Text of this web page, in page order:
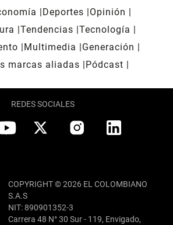
Deportes
Opinión
Tendencias Tecnología
Multimedia
Generación
marcas aliadas
Pódcast
REDES SOCIALES
COPYRIGHT © 2026 EL COLOMBIANO
S.A.S
NIT: 890901352-3
Carrera 48 N° 30 Sur - 119, Envigado,